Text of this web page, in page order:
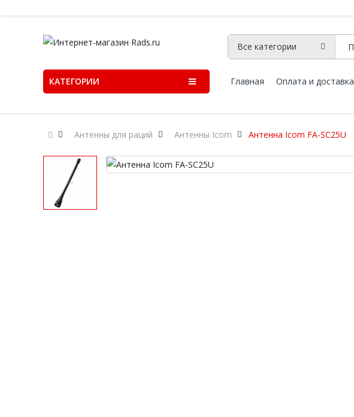
КАТЕГОРИИ Главная Оплата и доставка
Антенны для раций Антенны Icom Антенна Icom FA-SC25U